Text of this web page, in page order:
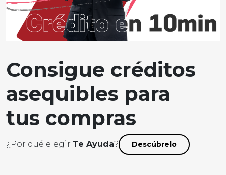
Consigue créditos
asequibles para
tus compras
¿Por qué elegir Te Ayuda? Descúbrelo